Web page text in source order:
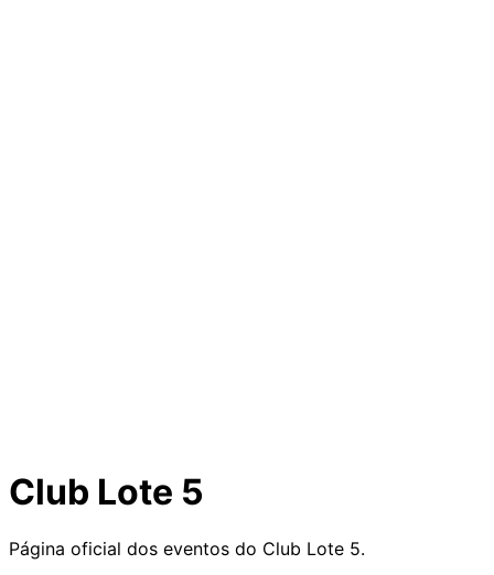
Club Lote 5
Página oficial dos eventos do Club Lote 5.